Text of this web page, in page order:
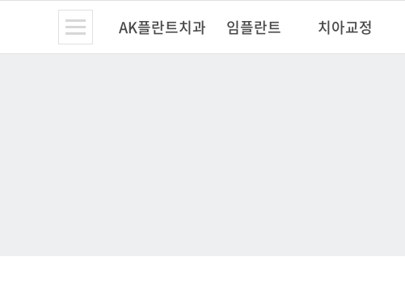
AK플란트치과 임플란트 치아교정